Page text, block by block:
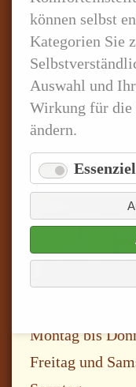
können selbst
Kategorien Sie
Auswahl und
Wirkung für die
ändern.
Erleben
Montag bis
Freitag und